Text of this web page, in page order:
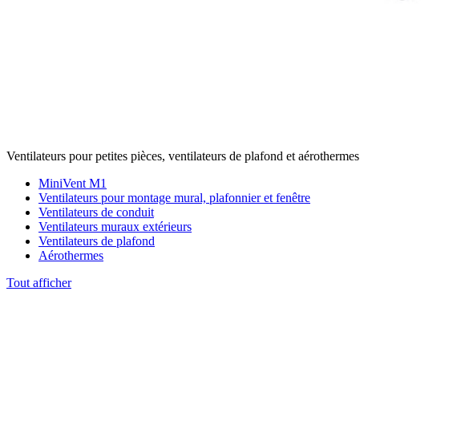
Ventilateurs pour petites pièces, ventilateurs de plafond et aérothermes
MiniVent M1
Ventilateurs pour montage mural, plafonnier et fenêtre
Ventilateurs de conduit
Ventilateurs muraux extérieurs
Ventilateurs de plafond
Aérothermes
Tout afficher